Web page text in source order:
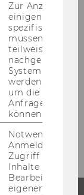
40.
Zur Anzeige von
einigen WU-
spezifischen
müssen
teilweise von
nachgelagerten
System
werden.
um die Antwort
Anfrage
können.
Notwendig für
Anmeldung und
Zugriff auf
Inhalte oder zur
Bearbeitung des
eigenen Profils.